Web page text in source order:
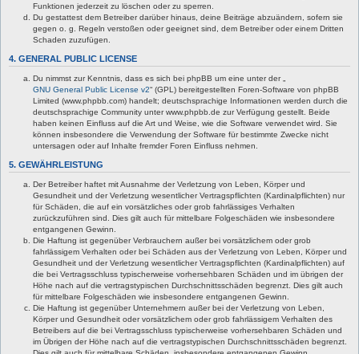
Funktionen jederzeit zu löschen oder zu sperren.
Du gestattest dem Betreiber darüber hinaus, deine Beiträge abzuändern, sofern sie
gegen o. g. Regeln verstoßen oder geeignet sind, dem Betreiber oder einem Dritten
Schaden zuzufügen.
4. GENERAL PUBLIC LICENSE
Du nimmst zur Kenntnis, dass es sich bei phpBB um eine unter der „
GNU General Public License v2“ (GPL) bereitgestellten Foren-Software von phpBB
Limited (www.phpbb.com) handelt; deutschsprachige Informationen werden durch die
deutschsprachige Community unter www.phpbb.de zur Verfügung gestellt. Beide
haben keinen Einfluss auf die Art und Weise, wie die Software verwendet wird. Sie
können insbesondere die Verwendung der Software für bestimmte Zwecke nicht
untersagen oder auf Inhalte fremder Foren Einfluss nehmen.
5. GEWÄHRLEISTUNG
Der Betreiber haftet mit Ausnahme der Verletzung von Leben, Körper und
Gesundheit und der Verletzung wesentlicher Vertragspflichten (Kardinalpflichten) nur
für Schäden, die auf ein vorsätzliches oder grob fahrlässiges Verhalten
zurückzuführen sind. Dies gilt auch für mittelbare Folgeschäden wie insbesondere
entgangenen Gewinn.
Die Haftung ist gegenüber Verbrauchern außer bei vorsätzlichem oder grob
fahrlässigem Verhalten oder bei Schäden aus der Verletzung von Leben, Körper und
Gesundheit und der Verletzung wesentlicher Vertragspflichten (Kardinalpflichten) auf
die bei Vertragsschluss typischerweise vorhersehbaren Schäden und im übrigen der
Höhe nach auf die vertragstypischen Durchschnittsschäden begrenzt. Dies gilt auch
für mittelbare Folgeschäden wie insbesondere entgangenen Gewinn.
Die Haftung ist gegenüber Unternehmern außer bei der Verletzung von Leben,
Körper und Gesundheit oder vorsätzlichem oder grob fahrlässigem Verhalten des
Betreibers auf die bei Vertragsschluss typischerweise vorhersehbaren Schäden und
im Übrigen der Höhe nach auf die vertragstypischen Durchschnittsschäden begrenzt.